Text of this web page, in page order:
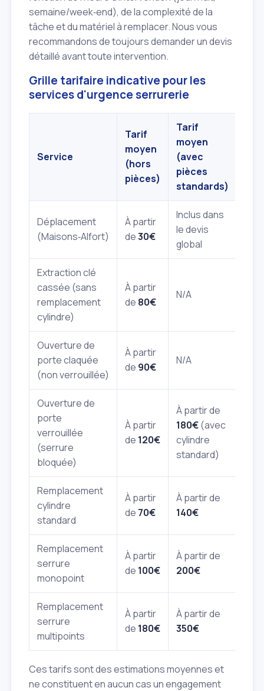
semaine/week‑end), de la complexité de la
tâche et du matériel à remplacer. Nous vous
recommandons de toujours demander un devis
détaillé avant toute intervention.
Grille tarifaire indicative pour les
services d'urgence serrurerie
Service
Tarif
moyen
(hors
pièces)
Tarif
moyen
(avec
pièces
standards)
Déplacement
(Maisons‑Alfort)
À partir
de30€
Inclus dans
le devis
global
Extraction clé
cassée (sans
remplacement
cylindre)
À partir
de 80€
N/A
Ouverture de
porte claquée
(non verrouillée)
À partir
de 90€
N/A
Ouverture de
porte
verrouillée
(serrure
bloquée)
À partir
de 120€
À partir de
180€(avec
cylindre
standard)
Remplacement
cylindre
standard
À partir
de 70€
À partir de
140€
Remplacement
serrure
monopoint
À partir
de 100€
À partir de
200€
Remplacement
serrure
multipoints
À partir
de 180€
À partir de
350€
Ces tarifs sont des estimations moyennes et
ne constituent en aucun cas un engagement